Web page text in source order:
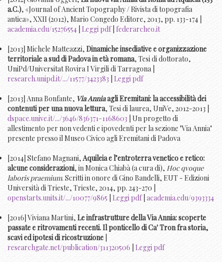
a.C.), «Journal of Ancient Topography / Rivista di topografia
antica», XXII (2012), Mario Congedo Editore, 2013, pp. 133-174 |
academia.edu/15276554 Leggi pdf| federarcheo.it
[2013] Michele Matteazzi, Dinamiche insediative e organizzazione
territoriale a sud di Padova in età romana, Tesi di dottorato,
UniPd/Universitat Rovira I Virgili di Tarragona |
research.unipd.it/.../11577/3423383
Leggi pdf
[2013] Anna Bonfante, Via Anniaagli Eremitani: la accessibilità dei
contenuti per una nuova lettura, Tesi di laurea, UniVe, 2012-2013 |
dspace.unive.it/.../3646/836371-1168603 | Un progetto di
allestimento per non vedenti e ipovedenti per la sezione "Via Annia"
presente presso il Museo Civico agli Eremitani di Padova
[2014] Stefano Magnani,Aquileia e l’entroterra venetico e retico:
alcune considerazioni, in Monica Chiabà (a cura di), Hoc qvoque
laboris praemium. Scritti in onore di Gino Bandelli, EUT - Edizioni
Università di Trieste, Trieste, 2014, pp. 243-270 |
openstarts.units.it/.../10077/9865 Leggi pdf| academia.edu/9393334
[2016] Viviana Martini, Le infrastrutture della Via Annia: scoperte
passate e ritrovamenti recenti. Il ponticello di Ca' Tron fra storia,
scavi ed ipotesi di ricostruzione
researchgate.net/publication/311320506 Leggi pdf